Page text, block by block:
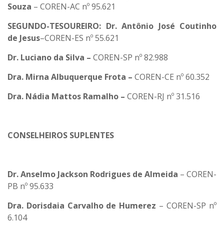
Souza – COREN-AC nº 95.621
SEGUNDO-TESOUREIRO: Dr. Antônio José Coutinho
de Jesus–COREN-ES nº 55.621
Dr. Luciano da Silva – COREN-SP nº 82.988
Dra. Mirna Albuquerque Frota – COREN-CE nº 60.352
Dra. Nádia Mattos Ramalho – COREN-RJ nº 31.516
CONSELHEIROS SUPLENTES
Dr. Anselmo Jackson Rodrigues de Almeida – COREN-
PB nº 95.633
Dra. Dorisdaia Carvalho de Humerez – COREN-SP nº
6.104